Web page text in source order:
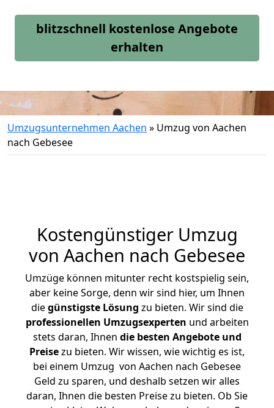
blitzschnell kostenlose Angebote
erhalten
Umzugsunternehmen Aachen » Umzug von Aachen
nach Gebesee
Kostengünstiger Umzug
von Aachen nach Gebesee
Umzüge können mitunter recht kostspielig sein,
aber keine Sorge, denn wir sind hier, um Ihnen
diegünstigste Lösung zu bieten. Wir sind die
professionellen Umzugsexperten und arbeiten
stets daran, Ihnen die besten Angebote und
Preisezu bieten. Wir wissen, wie wichtig es ist,
bei einem Umzug von Aachen nach Gebesee
Geld zu sparen, und deshalb setzen wir alles
daran, Ihnen die besten Preise zu bieten. Ob Sie